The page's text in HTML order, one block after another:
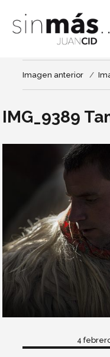
Imagen anterior
IMG_9389
el
4